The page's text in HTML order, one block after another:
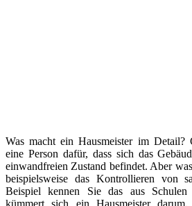
Was macht ein Hausmeister im Detail?
eine Person dafür, dass sich das
einwandfreien Zustand befindet. Aber
beispielsweise das Kontrollieren von
Beispiel kennen Sie das aus
kümmert sich ein Hausmeister darum,